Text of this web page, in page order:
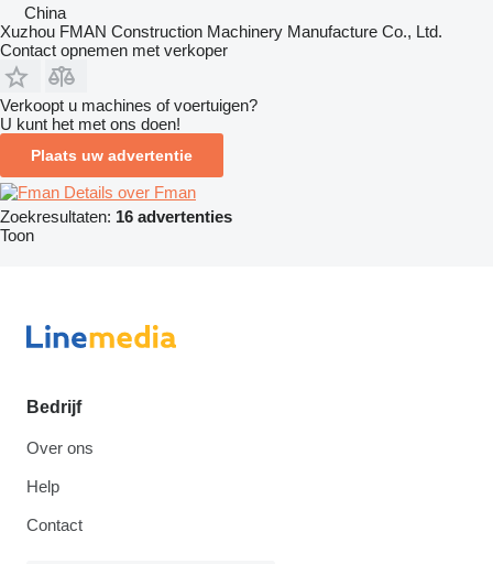
China
Xuzhou FMAN Construction Machinery Manufacture Co., Ltd.
Contact opnemen met verkoper
Verkoopt u machines of voertuigen?
U kunt het met ons doen!
Plaats uw advertentie
Details over Fman
Zoekresultaten: 16 advertenties
Toon
Bedrijf
Over ons
Help
Contact